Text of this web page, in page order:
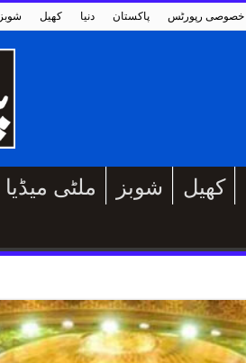
شوبز کھیل دنیا پاکستان خصوصی رپورٹس
ملٹی میڈیا شوبز کھیل